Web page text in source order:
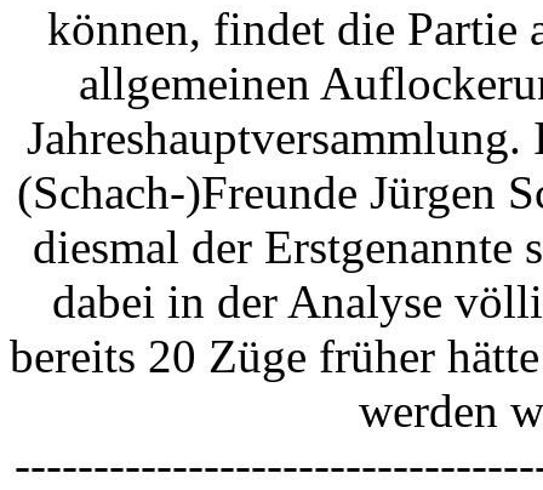
können, findet die Partie
allgemeinen
(Schach-)Freunde Jürgen
diesmal der Erstgenannte
dabei in der Analyse
bereits 20 Züge früher
werden